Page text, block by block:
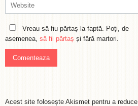
Vreau să fiu părtaș la faptă. Poți, de
asemenea, să fii părtaș și fără martori.
Acest site folosește Akismet pentru a reduce